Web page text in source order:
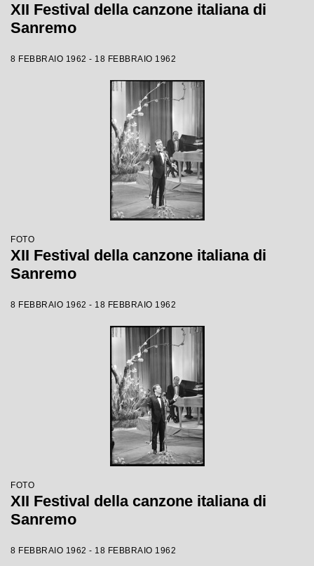
XII Festival della canzone italiana di
Sanremo
8 FEBBRAIO 1962 - 18 FEBBRAIO 1962
FOTO
XII Festival della canzone italiana di
Sanremo
8 FEBBRAIO 1962 - 18 FEBBRAIO 1962
FOTO
XII Festival della canzone italiana di
Sanremo
8 FEBBRAIO 1962 - 18 FEBBRAIO 1962